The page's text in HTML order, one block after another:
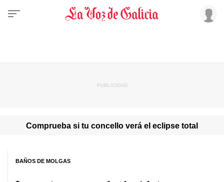
Comprueba si tu concello verá el eclipse total
BAÑOS DE MOLGAS